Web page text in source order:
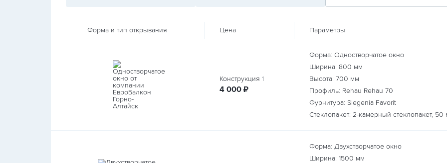
Форма и тип открывания Цена Параметры
Конструкция 1
4 000 руб.
₽
Форма: Одностворчатое окно
Ширина: 800 мм
Высота: 700 мм
Профиль: Rehau Rehau 70
Фурнитура: Siegenia Favorit
Стеклопакет: 2-камерный стеклопакет, 50
Форма: Двухстворчатое окно
Ширина: 1500 мм